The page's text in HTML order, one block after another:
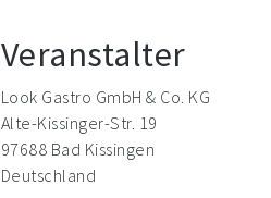
Veranstalter
Look Gastro GmbH & Co. KG
Alte-Kissinger-Str. 19
97688 Bad Kissingen
Deutschland